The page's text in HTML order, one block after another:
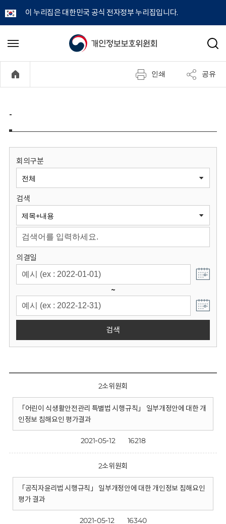
이 누리집은 대한민국 공식 전자정부 누리집입니다.
개
정
보
원
회
메
기
검
인쇄 공유
-
회의구분
검색
의결일
~
검색
2소위원회
「어린이 식생활안전관리 특별법 시행규칙」 일부개정안에 대한 개
인정보 침해요인 평가결과
2021-05-12 16218
2소위원회
「공직자윤리법 시행규칙」 일부개정안에 대한 개인정보 침해요인
평가 결과
2021-05-12 16340